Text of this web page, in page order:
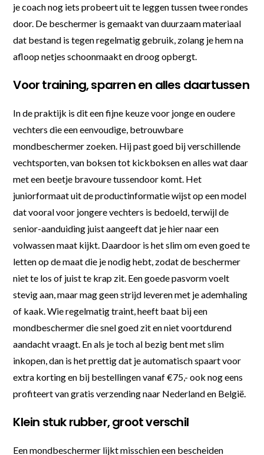
je coach nog iets probeert uit te leggen tussen twee rondes
door. De beschermer is gemaakt van duurzaam materiaal
dat bestand is tegen regelmatig gebruik, zolang je hem na
afloop netjes schoonmaakt en droog opbergt.
Voor training, sparren en alles daartussen
In de praktijk is dit een fijne keuze voor jonge en oudere
vechters die een eenvoudige, betrouwbare
mondbeschermer zoeken. Hij past goed bij verschillende
vechtsporten, van boksen tot kickboksen en alles wat daar
met een beetje bravoure tussendoor komt. Het
juniorformaat uit de productinformatie wijst op een model
dat vooral voor jongere vechters is bedoeld, terwijl de
senior-aanduiding juist aangeeft dat je hier naar een
volwassen maat kijkt. Daardoor is het slim om even goed te
letten op de maat die je nodig hebt, zodat de beschermer
niet te los of juist te krap zit. Een goede pasvorm voelt
stevig aan, maar mag geen strijd leveren met je ademhaling
of kaak. Wie regelmatig traint, heeft baat bij een
mondbeschermer die snel goed zit en niet voortdurend
aandacht vraagt. En als je toch al bezig bent met slim
inkopen, dan is het prettig dat je automatisch spaart voor
extra korting en bij bestellingen vanaf €75,- ook nog eens
profiteert van gratis verzending naar Nederland en België.
Klein stuk rubber, groot verschil
Een mondbeschermer lijkt misschien een bescheiden